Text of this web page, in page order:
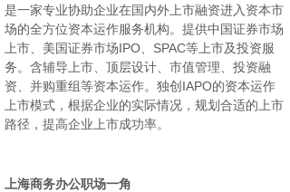
是一家专业协助企业在国内外上市融资进入资本市
场的全方位资本运作服务机构。提供中国证券市场
上市、美国证券市场IPO、SPAC等上市及投资服
务。含辅导上市、顶层设计、市值管理、投资融
资、并购重组等资本运作。独创IAPO的资本运作
上市模式，根据企业的实际情况，规划合适的上市
路径，提高企业上市成功率。
上海商务办公职场一角